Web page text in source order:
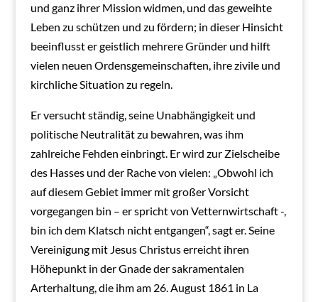
und ganz ihrer Mission widmen, und das geweihte
Leben zu schützen und zu fördern; in dieser Hinsicht
beeinflusst er geistlich mehrere Gründer und hilft
vielen neuen Ordensgemeinschaften, ihre zivile und
kirchliche Situation zu regeln.
Er versucht ständig, seine Unabhängigkeit und
politische Neutralität zu bewahren, was ihm
zahlreiche Fehden einbringt. Er wird zur Zielscheibe
des Hasses und der Rache von vielen: „Obwohl ich
auf diesem Gebiet immer mit großer Vorsicht
vorgegangen bin – er spricht von Vetternwirtschaft -,
bin ich dem Klatsch nicht entgangen“, sagt er. Seine
Vereinigung mit Jesus Christus erreicht ihren
Höhepunkt in der Gnade der sakramentalen
Arterhaltung, die ihm am 26. August 1861 in La